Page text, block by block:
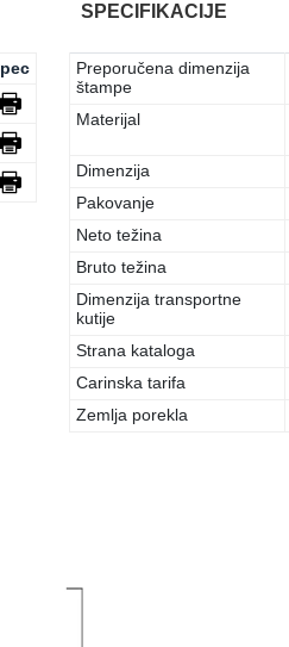
SPECIFIKACIJE
Preporučena dimenzija
štampe
Materijal
Dimenzija
Pakovanje
Neto težina
Bruto težina
Dimenzija transportne
kutije
Strana kataloga
Carinska tarifa
Zemlja porekla